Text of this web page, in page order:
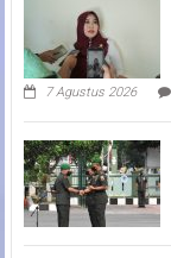
7 Agustus 2026